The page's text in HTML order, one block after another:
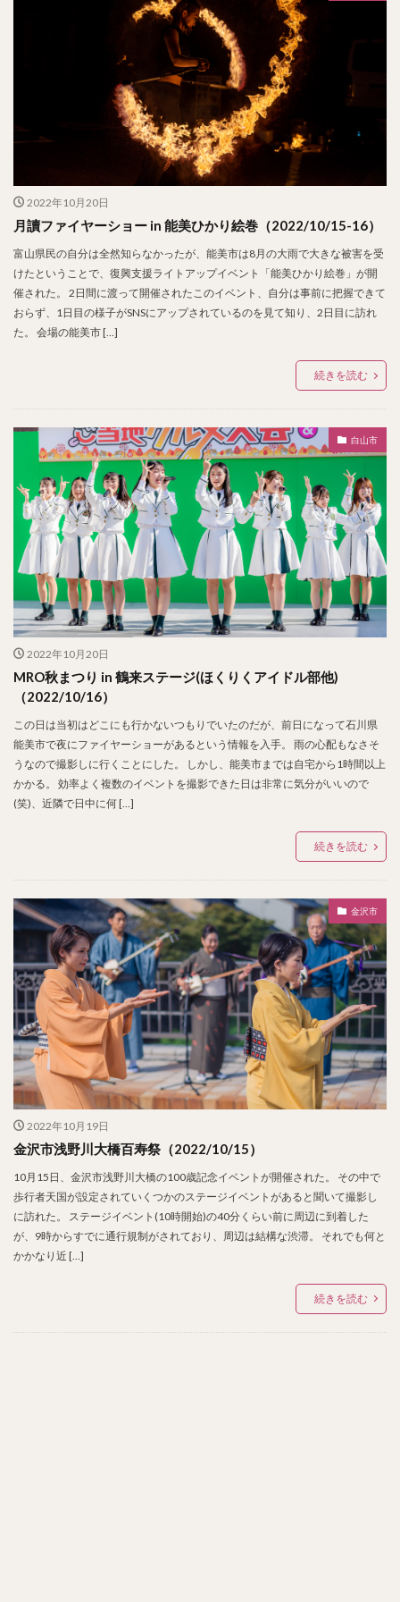
2022年10月20日
月讀ファイヤーショー in 能美ひかり絵巻（2022/10/15-16）
富山県民の自分は全然知らなかったが、能美市は8月の大雨で大きな被害を受
けたということで、復興支援ライトアップイベント「能美ひかり絵巻」が開
催された。 2日間に渡って開催されたこのイベント、自分は事前に把握できて
おらず、1日目の様子がSNSにアップされているのを見て知り、2日目に訪れ
た。 会場の能美市 […]
続きを読む
白山市
2022年10月20日
MRO秋まつり in 鶴来ステージ(ほくりくアイドル部他)
（2022/10/16）
この日は当初はどこにも行かないつもりでいたのだが、前日になって石川県
能美市で夜にファイヤーショーがあるという情報を入手。 雨の心配もなさそ
うなので撮影しに行くことにした。 しかし、能美市までは自宅から1時間以上
かかる。 効率よく複数のイベントを撮影できた日は非常に気分がいいので
(笑)、近隣で日中に何 […]
続きを読む
金沢市
2022年10月19日
金沢市浅野川大橋百寿祭（2022/10/15）
10月15日、金沢市浅野川大橋の100歳記念イベントが開催された。 その中で
歩行者天国が設定されていくつかのステージイベントがあると聞いて撮影し
に訪れた。 ステージイベント(10時開始)の40分くらい前に周辺に到着した
が、9時からすでに通行規制がされており、周辺は結構な渋滞。 それでも何と
かかなり近 […]
続きを読む